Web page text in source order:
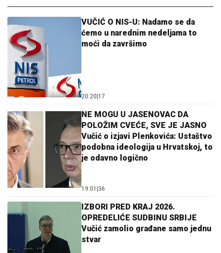
VUČIĆ O NIS-U: Nadamo se da
ćemo u narednim nedeljama to
moći da završimo
20:20 17
NE MOGU U JASENOVAC DA
POLOŽIM CVEĆE, SVE JE JASNO
Vučić o izjavi Plenkovića: Ustaštvo
podobna ideologija u Hrvatskoj, to
je odavno logično
19:01 36
IZBORI PRED KRAJ 2026.
OPREDELIĆE SUDBINU SRBIJE
Vučić zamolio građane samo jednu
stvar